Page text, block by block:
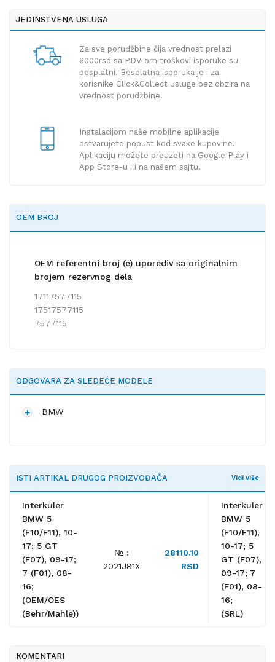
JEDINSTVENA USLUGA
Za sve poruđžbine čija vrednost prelazi
6000rsd sa PDV-om troškovi isporuke su
besplatni. Besplatna isporuka je i za
korisnike Click&Collect usluge bez obzira na
vrednost porudžbine.
Instalacijom naše mobilne aplikacije
ostvarujete popust kod svake kupovine.
Aplikaciju možete preuzeti na Google Play i
App Store-u ili na našem sajtu.
OEM BROJ
OEM referentni broj (e) uporediv sa originalnim
brojem rezervnog dela
17117577115
17517577115
7577115
ODGOVARA ZA SLEDEĆE MODELE
BMW
ISTI ARTIKAL DRUGOG PROIZVOĐAČA Vidi više
Interkuler
BMW 5
(F10/F11), 10-
17; 5 GT
(F07), 09-17;
7 (F01), 08-
16;
(OEM/OES
(Behr/Mahle))
№ :
2021J81X
28110.10
RSD
Interkuler
BMW 5
(F10/F11),
10-17; 5
GT (F07),
09-17; 7
(F01), 08-
16;
(SRL)
KOMENTARI